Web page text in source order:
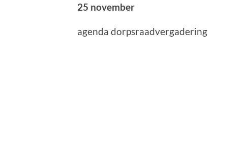
25 november
agenda dorpsraadvergadering